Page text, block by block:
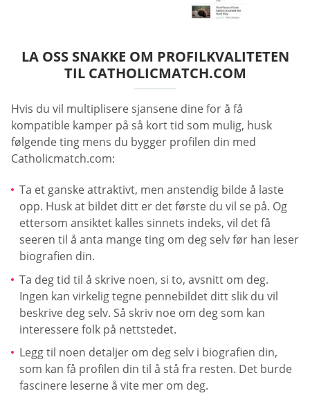
LA OSS SNAKKE OM PROFILKVALITETEN
TIL CATHOLICMATCH.COM
Hvis du vil multiplisere sjansene dine for å få
kompatible kamper på så kort tid som mulig, husk
følgende ting mens du bygger profilen din med
Catholicmatch.com:
Ta et ganske attraktivt, men anstendig bilde å laste
opp. Husk at bildet ditt er det første du vil se på. Og
ettersom ansiktet kalles sinnets indeks, vil det få
seeren til å anta mange ting om deg selv før han leser
biografien din.
Ta deg tid til å skrive noen, si to, avsnitt om deg.
Ingen kan virkelig tegne pennebildet ditt slik du vil
beskrive deg selv. Så skriv noe om deg som kan
interessere folk på nettstedet.
Legg til noen detaljer om deg selv i biografien din,
som kan få profilen din til å stå fra resten. Det burde
fascinere leserne å vite mer om deg.